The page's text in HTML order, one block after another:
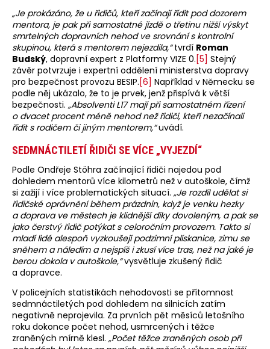
„Je prokázáno, že u řidičů, kteří začínají řídit pod dozorem
mentora, je pak při samostatné jízdě o třetinu nižší výskyt
smrtelných dopravních nehod ve srovnání s kontrolní
skupinou, která s mentorem nejezdila,“tvrdí Roman
Budský, dopravní expert z Platformy VIZE 0. [5] Stejný
závěr potvrzuje i expertní oddělení ministerstva dopravy
pro bezpečnost provozu BESIP. [6] Například v Německu se
podle něj ukázalo, že to je prvek, jenž přispívá k větší
bezpečnosti. „Absolventi L17 mají při samostatném řízení
o dvacet procent méně nehod než řidiči, kteří nezačínali
řídit s rodičem či jiným mentorem,“uvádí.
SEDMNÁCTILETÍ ŘIDIČI SE VÍCE „VYJEZDÍ“
Podle Ondřeje Stöhra začínající řidiči najedou pod
dohledem mentorů více kilometrů než v autoškole, čímž
si zažijí i více problematických situací. „Je rozdíl udělat si
řidičské oprávnění během prázdnin, když je venku hezky
a doprava ve městech je klidnější díky dovoleným, a pak se
jako čerstvý řidič potýkat s celoročním provozem. Takto si
mladí lidé alespoň vyzkoušejí podzimní plískanice, zimu se
sněhem a náledím a nejspíš i zkusí více tras, než na jaké je
berou dokola v autoškole,“vysvětluje zkušený řidič
a dopravce.
V policejních statistikách nehodovosti se přítomnost
sedmnáctiletých pod dohledem na silnicích zatím
negativně neprojevila. Za prvních pět měsíců letošního
roku dokonce počet nehod, usmrcených i těžce
zraněných mírně klesl. „Počet těžce zraněných osob při